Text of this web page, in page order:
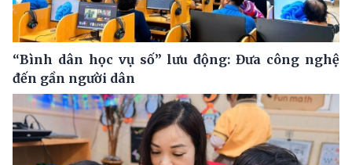
“Bình dân học vụ số” lưu động: Đưa công nghệ
đến gần người dân